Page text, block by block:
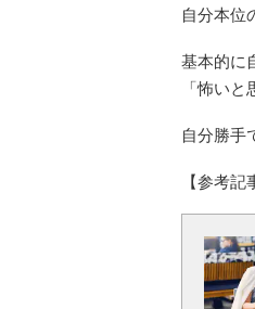
自分本位
基本的に
「怖い
自分勝手
【参考